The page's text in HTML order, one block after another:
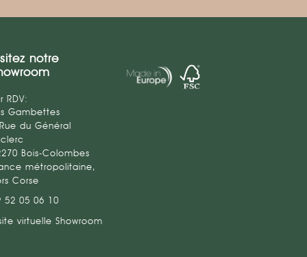
notre
RDV:
Gambettes
du Général
Bois-Colombes
métropolitaine,
Corse
52 05 06 10
virtuelle Showroom